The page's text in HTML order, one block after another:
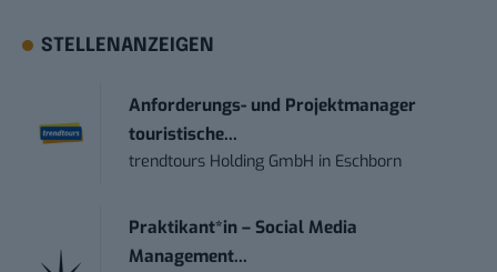
STELLENANZEIGEN
Anforderungs- und Projektmanager
touristische...
trendtours Holding GmbH in Eschborn
Praktikant*in – Social Media
Management...